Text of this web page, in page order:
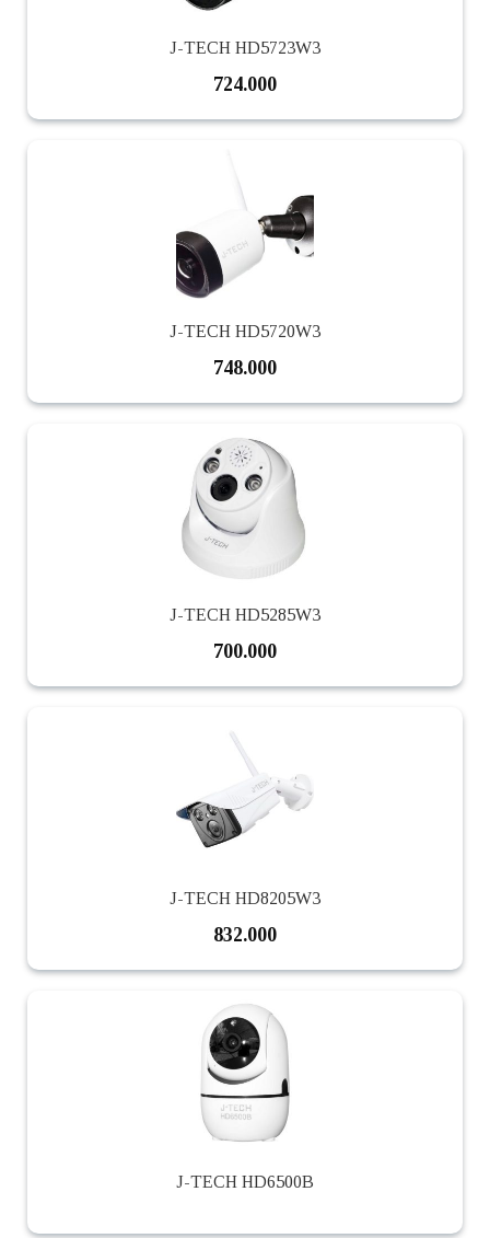
J-TECH HD5723W3
724.000
J-TECH HD5720W3
748.000
J-TECH HD5285W3
700.000
J-TECH HD8205W3
832.000
J-TECH HD6500B